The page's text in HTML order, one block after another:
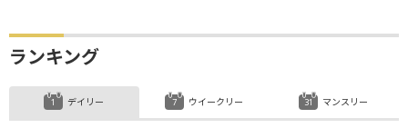
ランキング
デイリー ウイークリー マンスリー